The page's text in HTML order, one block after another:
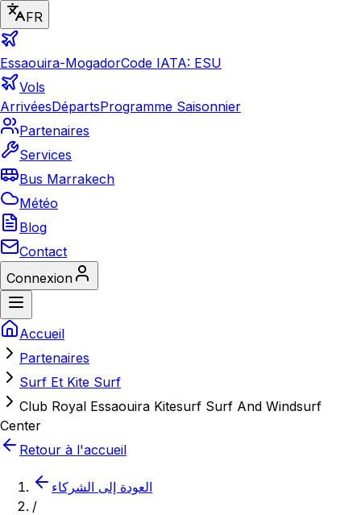
FR
Essaouira-MogadorCode IATA: ESU
Vols
ArrivéesDépartsProgramme Saisonnier
Partenaires
Services
Bus Marrakech
Météo
Blog
Contact
Connexion
Accueil
Partenaires
Surf Et Kite Surf
Club Royal Essaouira Kitesurf Surf And Windsurf
Center
Retour à l'accueil
العودة إلى الشركاء
/